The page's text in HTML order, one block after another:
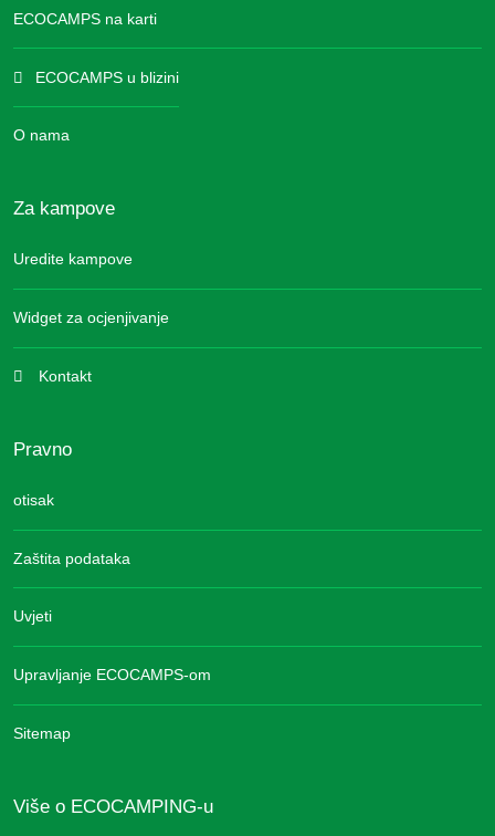
ECOCAMPS na karti
ECOCAMPS u blizini
O nama
Za kampove
Uredite kampove
Widget za ocjenjivanje
Kontakt
Pravno
otisak
Zaštita podataka
Uvjeti
Upravljanje ECOCAMPS-om
Sitemap
Više o ECOCAMPING-u